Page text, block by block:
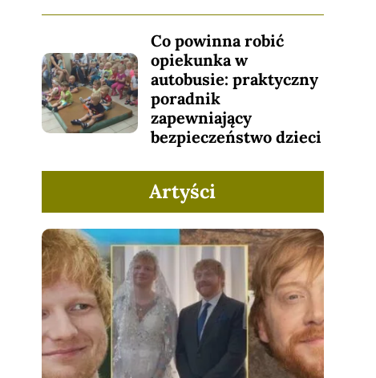
Co powinna robić
opiekunka w
autobusie: praktyczny
poradnik
zapewniający
bezpieczeństwo dzieci
Artyści